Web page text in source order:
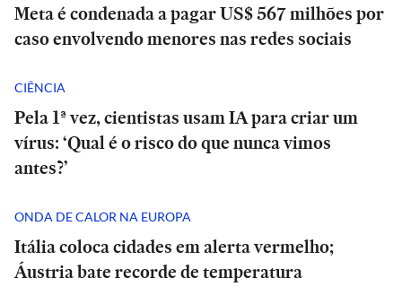
Meta é condenada a pagar US$ 567 milhões por
caso envolvendo menores nas redes sociais
CIÊNCIA
Pela 1ª vez, cientistas usam IA para criar um
vírus: ‘Qual é o risco do que nunca vimos
antes?’
ONDA DE CALOR NA EUROPA
Itália coloca cidades em alerta vermelho;
Áustria bate recorde de temperatura